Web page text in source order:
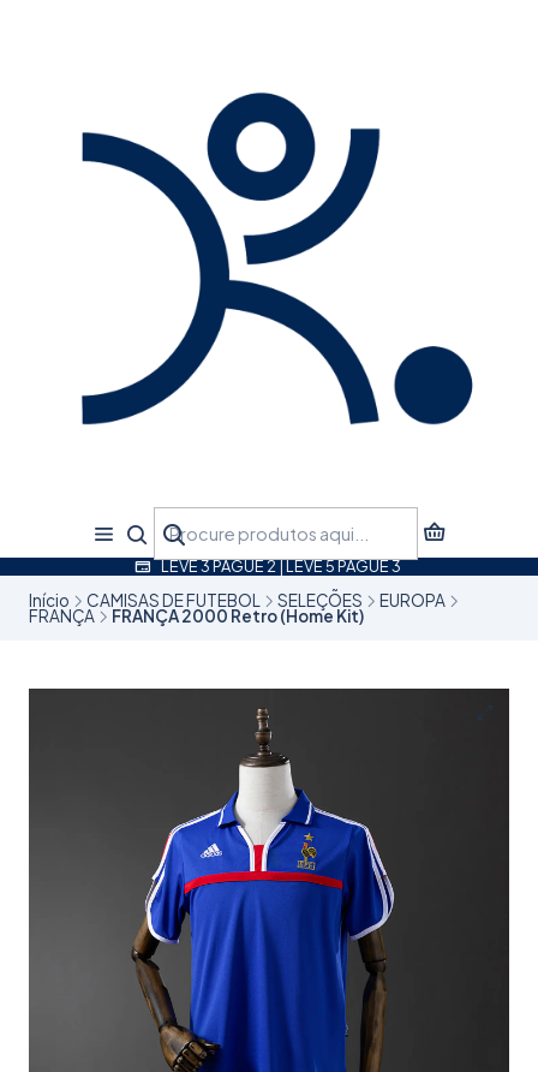
LEVE 3 PAGUE 2 | LEVE 5 PAGUE 3
Início CAMISAS DE FUTEBOL SELEÇÕES EUROPA
FRANÇA FRANÇA 2000 Retro (Home Kit)